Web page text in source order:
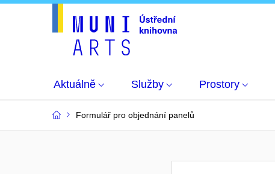
Aktuálně Služby Prostory
Formulář pro objednání panelů